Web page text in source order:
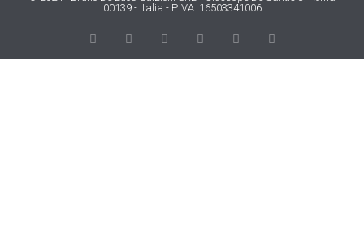
00139 - Italia - P.IVA: 16503341006